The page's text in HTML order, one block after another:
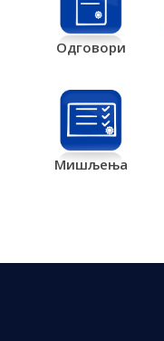
Одговори
Мишљења